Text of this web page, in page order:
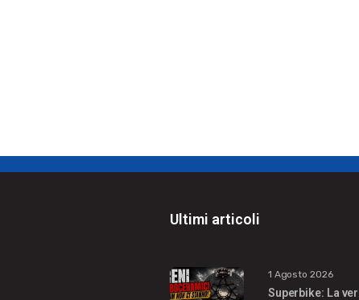
Ultimi articoli
1 Agosto 2026
Superbike: La